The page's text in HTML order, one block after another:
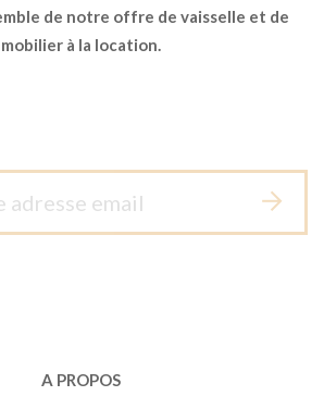
de notre offre de vaisselle et de
mobilier à la location.
A PROPOS